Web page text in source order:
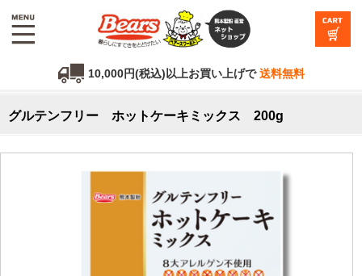
10,000円(税込)以上お買い上げで送料無料
グルテンフリー ホットケーキミックス 200g